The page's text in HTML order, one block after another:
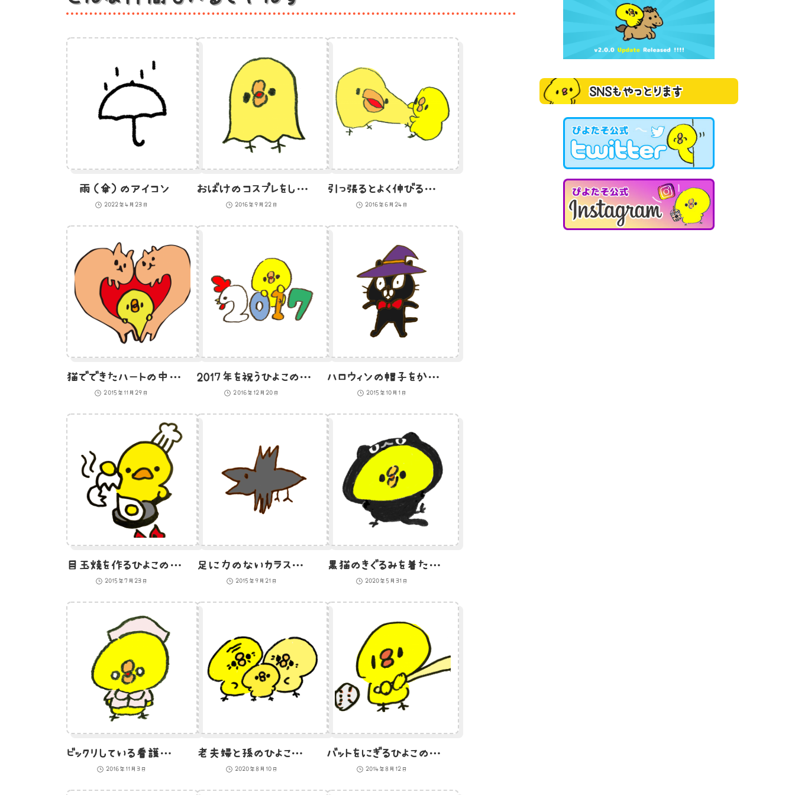
雨（傘）のアイコン
2022年4月23日
おばけのコスプレをしているひよこのイラスト
2016年9月22日
引っ張るとよく伸びるひよこのイラスト
2016年6月24日
猫でできたハートの中からこんにちはするひよこのイラスト
2015年11月29日
2017年を祝うひよこのイラスト
2016年12月20日
ハロウィンの帽子をかぶった黒猫のイラスト
2015年10月1日
目玉焼を作るひよこのイラスト
2015年7月23日
足に力のないカラスのイラスト
2015年9月21日
黒猫のきぐるみを着たひよこのイラスト
2020年5月31日
ビックリしている看護師ひよこのイラスト
2016年11月3日
老夫婦と孫のひよこのイラスト
2020年8月10日
バットをにぎるひよこのイラスト
2014年8月12日
SNSもやっとります